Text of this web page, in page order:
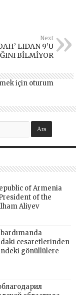
Next
LIDAN 9’U
BİLMİYOR
için oturum
of Armenia
of the
Aliyev
cesaretlerinden
gönüllülere